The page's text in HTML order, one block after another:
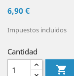
6,90 €
Impuestos incluidos
Cantidad
